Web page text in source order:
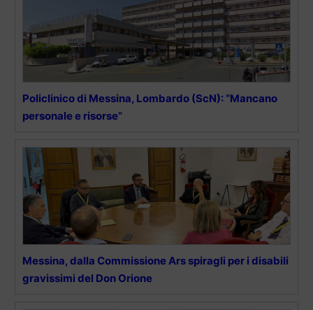
Policlinico di Messina, Lombardo (ScN): “Mancano
personale e risorse”
Messina, dalla Commissione Ars spiragli per i disabili
gravissimi del Don Orione